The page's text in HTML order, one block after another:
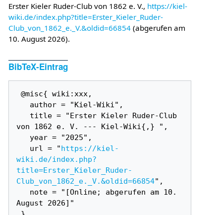
Erster Kieler Ruder-Club von 1862 e. V., https://kiel-
wiki.de/index.php?title=Erster_Kieler_Ruder-
Club_von_1862_e._V.&oldid=66854(abgerufen am
10. August 2026).
BibTeX-Eintrag
@misc{ wiki:xxx,
von 1862 e. V. --- Kiel-Wiki{,} ",
   url = "
https://kiel-
wiki.de/index.php?
title=Erster_Kieler_Ruder-
Club_von_1862_e._V.&oldid=66854",
August 2026]"